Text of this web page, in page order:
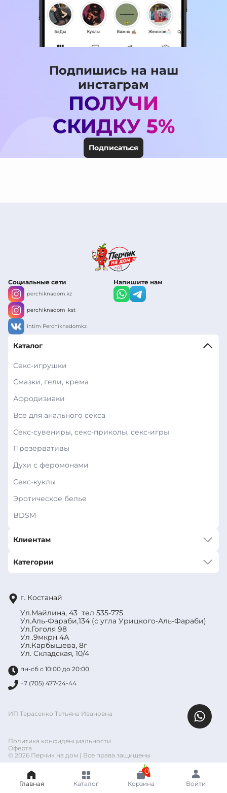
Подпишись на наш
инстаграм
ПОЛУЧИ
СКИДКУ 5%
Подписаться
Социальные сети
perchiknadom.kz
perchiknadom_kst
Intim Perchiknadomkz
Напишите нам
Каталог
Секс-игрушки
Смазки, гели, крема
Афродизиаки
Все для анального секса
Секс-сувениры, секс-приколы, секс-игры
Презервативы
Духи с феромонами
Секс-куклы
Эротическое белье
BDSM
Клиентам
Категории
г. Костанай
Ул.Майлина, 43 тел 535-775
Ул.Аль-Фараби,134 (с угла Урицкого-Аль-Фараби)
Ул.Гоголя 98
Ул .9мкрн 4А
Ул.Карбышева, 8г
Ул. Складская, 10/4
пн-сб с 10:00 до 20:00
+7 (705) 477-24-44
ИП Тарасенко Татьяна Ивановна
Политика конфиденциальности
Оферта
© 2026 Перчик на дом | Все права защищены
Главная Каталог
0
Корзина Войти